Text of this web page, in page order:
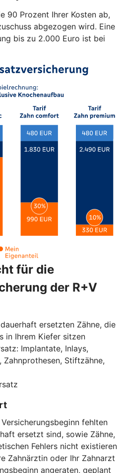
90 Prozent Ihrer Kosten ab,
abgezogen wird. Eine
bis zu 2.000 Euro ist bei
für die
der R+V
ersetzten Zähne, die
in Ihrem Kiefer sitzen
Implantate, Inlays,
Zahnprothesen, Stiftzähne,
fehlten
ersetzt sind, sowie Zähne,
Fehlers nicht existieren
Zahnärztin oder Ihr Zahnarzt
angeraten, geplant